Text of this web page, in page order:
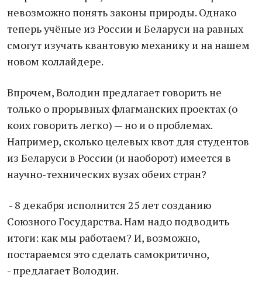
невозможно понять законы природы. Однако
теперь учёные из России и Беларуси на равных
смогут изучать квантовую механику и на нашем
новом коллайдере.
Впрочем, Володин предлагает говорить не
только о прорывных флагманских проектах (о
коих говорить легко) — но и о проблемах.
Например, сколько целевых квот для студентов
из Беларуси в России (и наоборот) имеется в
научно-технических вузах обеих стран?
- 8 декабря исполнится 25 лет созданию
Союзного Государства. Нам надо подводить
итоги: как мы работаем? И, возможно,
постараемся это сделать самокритично,
- предлагает Володин.